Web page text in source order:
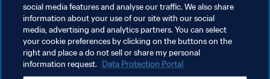
DATENSCHUTZ
NUTZUNGSBEDINGUNGEN
social media features and analyse our traffic. We also share
information about your use of our site with our social
media, advertising and analytics partners. You can select
your cookie preferences by clicking on the buttons on the
right and place a do not sell or share my personal
information request. Data Protection Portal